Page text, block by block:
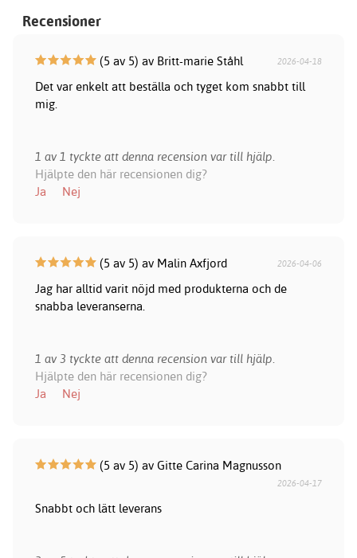
Recensioner
(5 av 5) av Britt-marie Ståhl 2026-04-18
Det var enkelt att beställa och tyget kom snabbt till
mig.
1 av 1 tyckte att denna recension var till hjälp.
Hjälpte den här recensionen dig?
Ja
Nej
(5 av 5) av Malin Axfjord 2026-04-06
Jag har alltid varit nöjd med produkterna och de
snabba leveranserna.
1 av 3 tyckte att denna recension var till hjälp.
Hjälpte den här recensionen dig?
Ja
Nej
(5 av 5) av Gitte Carina Magnusson
2026-04-17
Snabbt och lätt leverans